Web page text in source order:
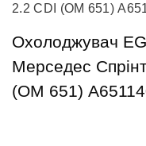
2.2 CDI (OM 651)
Охолоджувач
Мерседес
(OM 651)